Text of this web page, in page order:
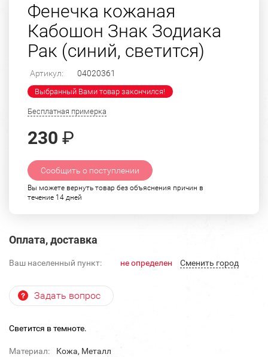
Фенечка кожаная
Кабошон Знак Зодиака
Рак (синий, светится)
Артикул: 04020361
Выбранный Вами товар закончился!
Бесплатная примерка
230 ₽
Сообщить о поступлении
Вы можете вернуть товар без объяснения причин в
течение 14 дней
Оплата, доставка
Ваш населенный пункт: не определен Cменить город
Задать вопрос
Светится в темноте.
Материал:
Кожа, Металл